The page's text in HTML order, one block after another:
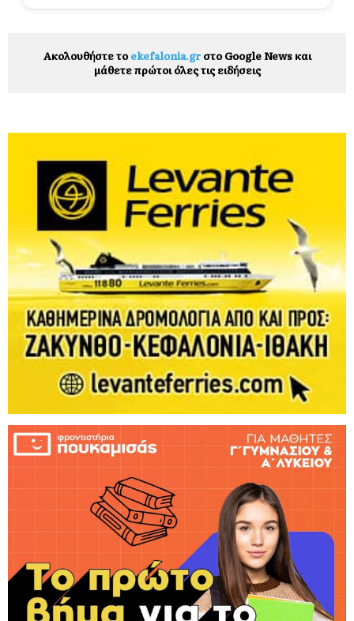
Ακολουθήστε το ekefalonia.grστο Google News και
μάθετε πρώτοι όλες τις ειδήσεις